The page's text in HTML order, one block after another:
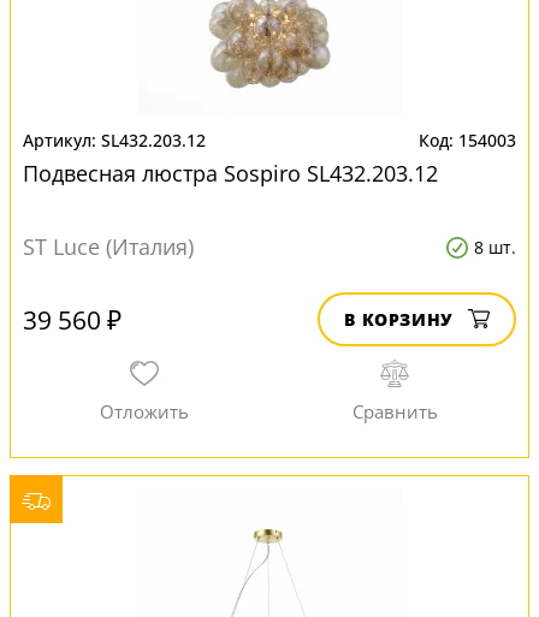
SL432.203.12 154003
Подвесная люстра Sospiro SL432.203.12
ST Luce (Италия) 8 шт.
39 560 ₽ В КОРЗИНУ